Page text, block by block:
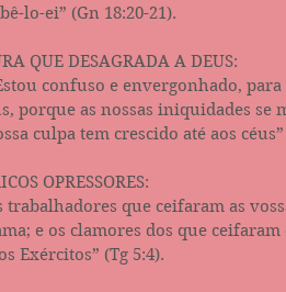
lo-ei” (Gn‬ ‭18:20-21‬).
QUE DESAGRADA A DEUS:
confuso e envergonhado,
porque as nossas iniquidades se
culpa tem crescido até aos céus”
OPRESSORES:
trabalhadores que ceifaram as
e os clamores dos que
Exércitos” (Tg‬ ‭5:4‬).